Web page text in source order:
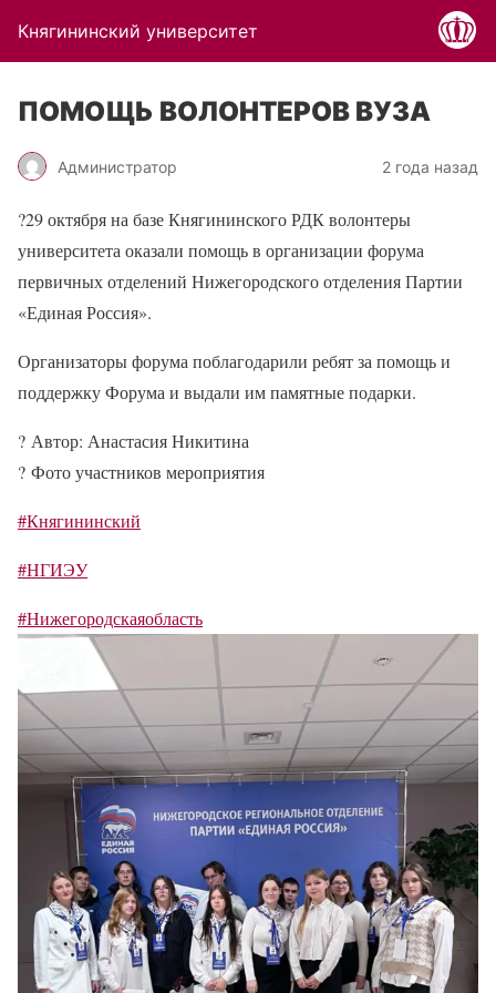
Княгининский университет
ПОМОЩЬ ВОЛОНТЕРОВ ВУЗА
Администратор 2 года назад
?29 октября на базе Княгининского РДК волонтеры
университета оказали помощь в организации форума
первичных отделений Нижегородского отделения Партии
«Единая Россия».
Организаторы форума поблагодарили ребят за помощь и
поддержку Форума и выдали им памятные подарки.
? Автор: Анастасия Никитина
? Фото участников мероприятия
#Княгининский
#НГИЭУ
#Нижегородскаяобласть